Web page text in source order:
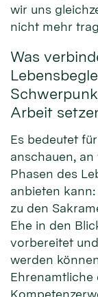
wir uns
nicht mehr
Was
Arbeit
Es bedeutet
anschauen,
Phasen des
anbieten
zu den
Ehe in den
vorbereitet
werden
Ehrenamtliche